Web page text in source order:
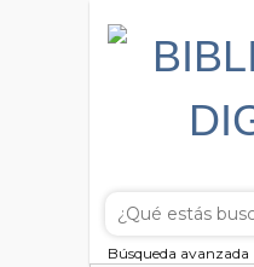
Búsqueda avanzada